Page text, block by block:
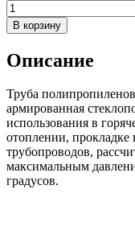
Описание
Труба
армированная
использования в
отоплении,
трубопроводов,
максимальным
градусов.